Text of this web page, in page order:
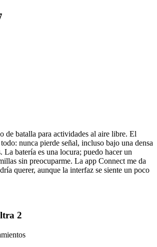
de batalla para actividades al aire libre. El
nunca pierde señal, incluso bajo una densa
La batería es una locura; puedo hacer un
sin preocuparme. La app Connect me da
querer, aunque la interfaz se siente un poco
2